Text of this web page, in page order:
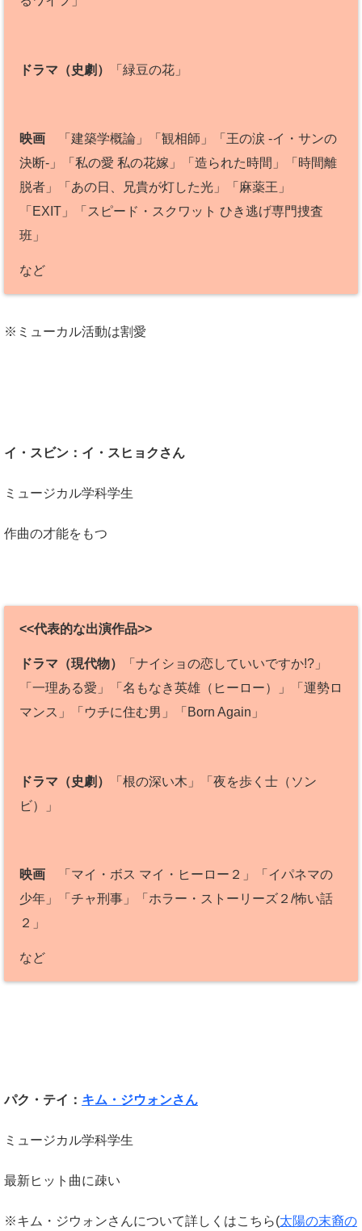
ドラマ（史劇） 「緑豆の花」
映画「建築学概論」「観相師」「王の涙 -イ・サンの
決断-」「私の愛 私の花嫁」「造られた時間」「時間離
脱者」「あの日、兄貴が灯した光」「麻薬王」
「EXIT」「スピード・スクワット ひき逃げ専門捜査
班」
など
※ミューカル活動は割愛
イ・スビン：イ・スヒョクさん
ミュージカル学科学生
作曲の才能をもつ
<<代表的な出演作品>>
ドラマ（現代物）
「ナイショの恋していいですか!?」
「一理ある愛」「名もなき英雄（ヒーロー）」「運勢ロ
マンス」「ウチに住む男」「Born Again」
ドラマ（史劇）
「根の深い木」「夜を歩く士（ソン
ビ）」
映画「マイ・ボス マイ・ヒーロー２」「イパネマの
少年」「チャ刑事」「ホラー・ストーリーズ２/怖い話
２」
など
パク・テイ： キム・ジウォンさん
ミュージカル学科学生
最新ヒット曲に疎い
※キム・ジウォンさんについて詳しくはこちら(太陽の末裔の